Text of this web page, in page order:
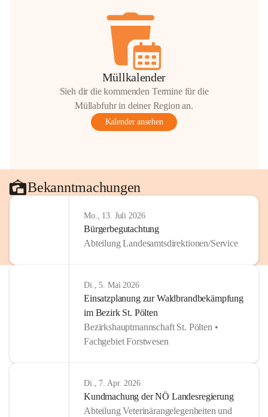
Müllkalender
Sieh dir die kommenden Termine für die
Müllabfuhr in deiner Region an.
Kalender ansehen
Bekanntmachungen
Mo., 13. Juli 2026
Bürgerbegutachtung
Abteilung Landesamtsdirektionen/Service
Di., 5. Mai 2026
Einsatzplanung zur Waldbrandbekämpfung
im Bezirk St. Pölten
Bezirkshauptmannschaft St. Pölten •
Fachgebiet Forstwesen
Di., 7. Apr. 2026
Kundmachung der NÖ Landesregierung
Abteilung Veterinärangelegenheiten und